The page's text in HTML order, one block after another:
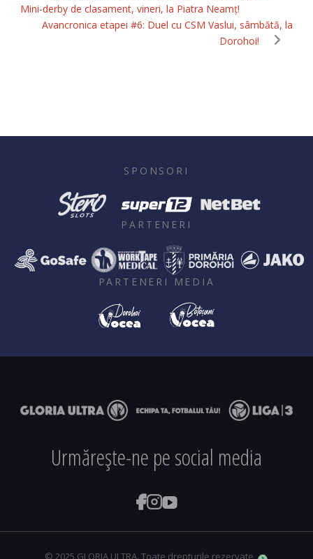
Mini-derby de clasament, vineri, la Piatra Neamț!
Avancronica etapei #6: Duel cu CSM Vaslui, sâmbătă, la
Dorohoi!
SPONSORI
PARTENERI
PARTENERI MEDIA
Urmărește-ne pe social media
© 2025 GLORIA ULTRA. Toate drepturile rezervate